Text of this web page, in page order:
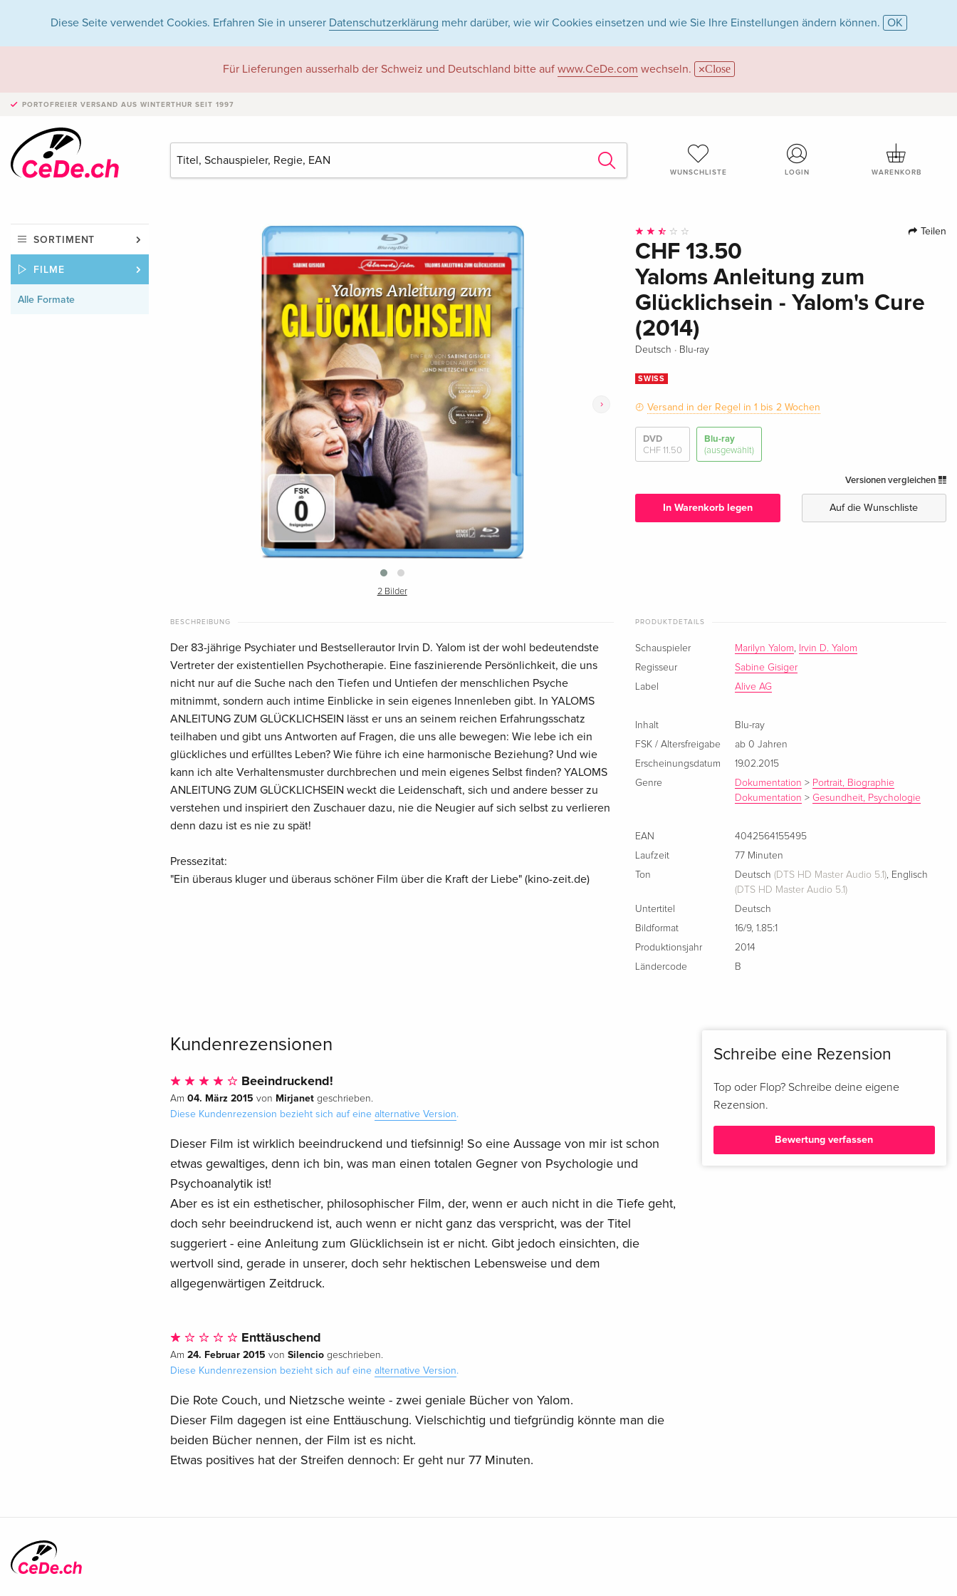
Diese Seite verwendet Cookies. Erfahren Sie in unserer Datenschutzerklärung mehr darüber, wie wir Cookies einsetzen und wie Sie Ihre Einstellungen ändern können. OK
Für Lieferungen ausserhalb der Schweiz und Deutschland bitte auf www.CeDe.com wechseln. Close
PORTOFREIER VERSAND AUS WINTERTHUR SEIT 1997
WUNSCHLISTE LOGIN WARENKORB
SORTIMENT
FILME
Alle Formate
›
2 Bilder
Teilen
CHF 13.50
Yaloms Anleitung zum
Glücklichsein - Yalom's Cure
(2014)
Deutsch · Blu-ray
SWISS
Versand in der Regel in 1 bis 2 Wochen
DVD
CHF 11.50
Blu-ray
(ausgewählt)
Versionen vergleichen
In Warenkorb legen Auf die Wunschliste
BESCHREIBUNG
Der 83-jährige Psychiater und Bestsellerautor Irvin D. Yalom ist der wohl bedeutendste
Vertreter der existentiellen Psychotherapie. Eine faszinierende Persönlichkeit, die uns
nicht nur auf die Suche nach den Tiefen und Untiefen der menschlichen Psyche
mitnimmt, sondern auch intime Einblicke in sein eigenes Innenleben gibt. In YALOMS
ANLEITUNG ZUM GLÜCKLICHSEIN lässt er uns an seinem reichen Erfahrungsschatz
teilhaben und gibt uns Antworten auf Fragen, die uns alle bewegen: Wie lebe ich ein
glückliches und erfülltes Leben? Wie führe ich eine harmonische Beziehung? Und wie
kann ich alte Verhaltensmuster durchbrechen und mein eigenes Selbst finden? YALOMS
ANLEITUNG ZUM GLÜCKLICHSEIN weckt die Leidenschaft, sich und andere besser zu
verstehen und inspiriert den Zuschauer dazu, nie die Neugier auf sich selbst zu verlieren
denn dazu ist es nie zu spät!
Pressezitat:
"Ein überaus kluger und überaus schöner Film über die Kraft der Liebe" (kino-zeit.de)
PRODUKTDETAILS
Schauspieler Marilyn Yalom, Irvin D. Yalom
Regisseur
Sabine Gisiger
Label
Alive AG
Inhalt
Blu-ray
FSK / Altersfreigabe
ab 0 Jahren
Erscheinungsdatum
19.02.2015
Genre
Dokumentation > Portrait, Biographie
Dokumentation >Gesundheit, Psychologie
EAN
4042564155495
Laufzeit
77 Minuten
Ton
Deutsch (DTS HD Master Audio 5.1), Englisch
(DTS HD Master Audio 5.1)
Untertitel
Deutsch
Bildformat
16/9,1.85:1
Produktionsjahr
2014
Ländercode
B
Kundenrezensionen
Beeindruckend!
Am 04. März 2015 von Mirjanetgeschrieben.
Diese Kundenrezension bezieht sich auf eine alternative Version.
Dieser Film ist wirklich beeindruckend und tiefsinnig! So eine Aussage von mir ist schon
etwas gewaltiges, denn ich bin, was man einen totalen Gegner von Psychologie und
Psychoanalytik ist!
Aber es ist ein esthetischer, philosophischer Film, der, wenn er auch nicht in die Tiefe geht,
doch sehr beeindruckend ist, auch wenn er nicht ganz das verspricht, was der Titel
suggeriert - eine Anleitung zum Glücklichsein ist er nicht. Gibt jedoch einsichten, die
wertvoll sind, gerade in unserer, doch sehr hektischen Lebensweise und dem
allgegenwärtigen Zeitdruck.
Enttäuschend
Am 24. Februar 2015 von Silenciogeschrieben.
Diese Kundenrezension bezieht sich auf eine alternative Version.
Die Rote Couch, und Nietzsche weinte - zwei geniale Bücher von Yalom.
Dieser Film dagegen ist eine Enttäuschung. Vielschichtig und tiefgründig könnte man die
beiden Bücher nennen, der Film ist es nicht.
Etwas positives hat der Streifen dennoch: Er geht nur 77 Minuten.
Schreibe eine Rezension
Top oder Flop? Schreibe deine eigene
Rezension.
Bewertung verfassen